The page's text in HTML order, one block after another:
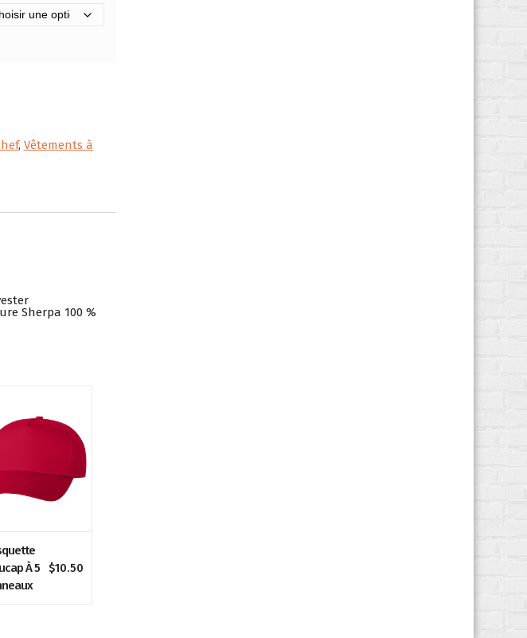
, Vêtements à
Sherpa 100 %
À 5
$10.50